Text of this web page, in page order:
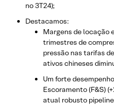
no 3T24);
Destacamos:
Margens de locação
trimestres de
pressão nas tarifas
ativos chineses
Um forte
Escoramento (F&S)
atual robusto